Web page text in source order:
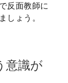
反面教師に
しょう。
意識が